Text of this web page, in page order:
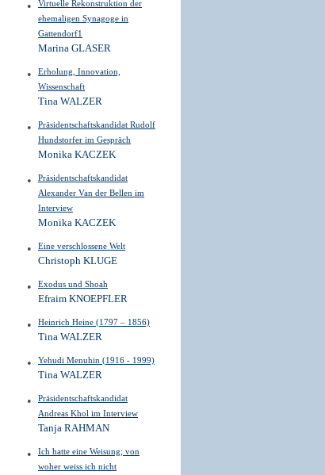
Virtuelle Rekonstruktion der
ehemaligen Synagoge in
Gattendorf1
Marina GLASER
Erholung, Innovation,
Wissenschaft
Tina WALZER
Präsidentschaftskandidat Rudolf
Hundstorfer im Gespräch
Monika KACZEK
Präsidentschaftskandidat
Alexander Van der Bellen im
Interview
Monika KACZEK
Eine verschlossene Welt
Christoph KLUGE
Exodus und Shoah
Efraim KNOEPFLER
Heinrich Heine (1797 – 1856)
Tina WALZER
Yehudi Menuhin (1916 - 1999)
Tina WALZER
Präsidentschaftskandidat
Andreas Khol im Interview
Tanja RAHMAN
Ich hatte eine Weisung; von
woher weiss ich nicht